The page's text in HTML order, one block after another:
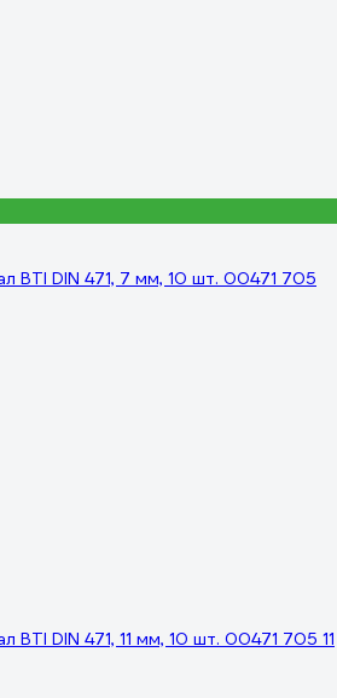
BTI DIN 471, 7 мм, 10 шт. 00471 705
BTI DIN 471, 11 мм, 10 шт. 00471 705 11